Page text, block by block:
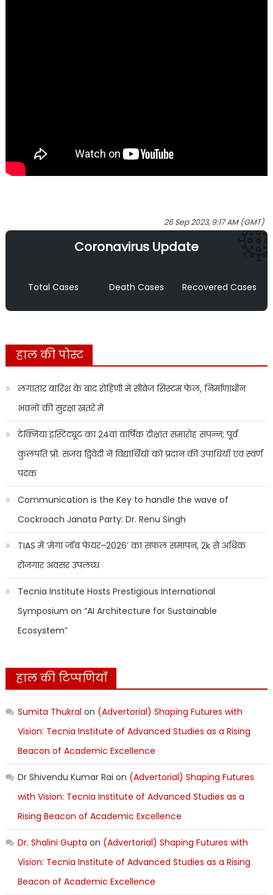
26 Sep 2023, 9:17 AM (GMT)
Coronavirus Update
Total Cases Death Cases Recovered Cases
हाल की पोस्ट
लगातार बारिश के बाद रोहिणी में सीवेज सिस्टम फेल, निर्माणाधीन
भवनों की सुरक्षा खतरे में
टेक्निया इंस्टिट्यूट का 24वां वार्षिक दीक्षांत समारोह संपन्न; पूर्व
कुलपति प्रो. संजय द्विवेदी ने विद्यार्थियों को प्रदान की उपाधियाँ एवं स्वर्ण
पदक
Communication is the Key to handle the wave of
Cockroach Janata Party: Dr. Renu Singh
TIAS में ‘मेगा जॉब फेयर–2026’ का सफल समापन, 2k से अधिक
रोजगार अवसर उपलब्ध
Tecnia Institute Hosts Prestigious International
Symposium on “AI Architecture for Sustainable
Ecosystem”
हाल की टिप्पणियाँ
Sumita Thukral on (Advertorial) Shaping Futures with
Vision: Tecnia Institute of Advanced Studies as a Rising
Beacon of Academic Excellence
Dr Shivendu Kumar Rai on (Advertorial) Shaping Futures
with Vision: Tecnia Institute of Advanced Studies as a
Rising Beacon of Academic Excellence
Dr. Shalini Gupta on (Advertorial) Shaping Futures with
Vision: Tecnia Institute of Advanced Studies as a Rising
Beacon of Academic Excellence